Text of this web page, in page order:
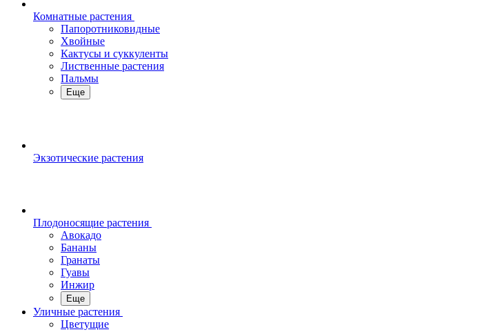
Комнатные растения
Папоротниковидные
Хвойные
Кактусы и суккуленты
Лиственные растения
Пальмы
Еще
Экзотические растения
Плодоносящие растения
Авокадо
Бананы
Гранаты
Гуавы
Инжир
Еще
Уличные растения
Цветущие